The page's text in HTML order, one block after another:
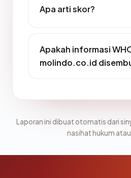
Apa arti skor?
Apakah informasi
molindo.co.id
Laporan ini dibuat otomatis dari
nasihat hukum atau